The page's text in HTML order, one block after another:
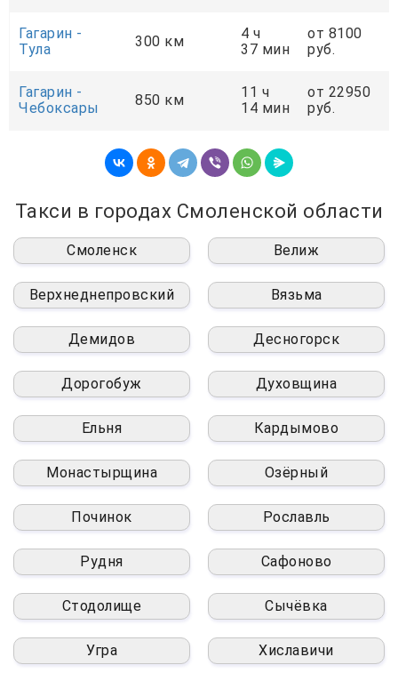
Гагарин -
Тула
300 км
4 ч
37 мин
от 8100
руб.
Гагарин -
Чебоксары
850 км
11 ч
14 мин
от 22950
руб.
Такси в городах Смоленской области
Смоленск Велиж
Верхнеднепровский Вязьма
Демидов Десногорск
Дорогобуж Духовщина
Ельня Кардымово
Монастырщина Озёрный
Починок Рославль
Рудня Сафоново
Стодолище Сычёвка
Угра Хиславичи